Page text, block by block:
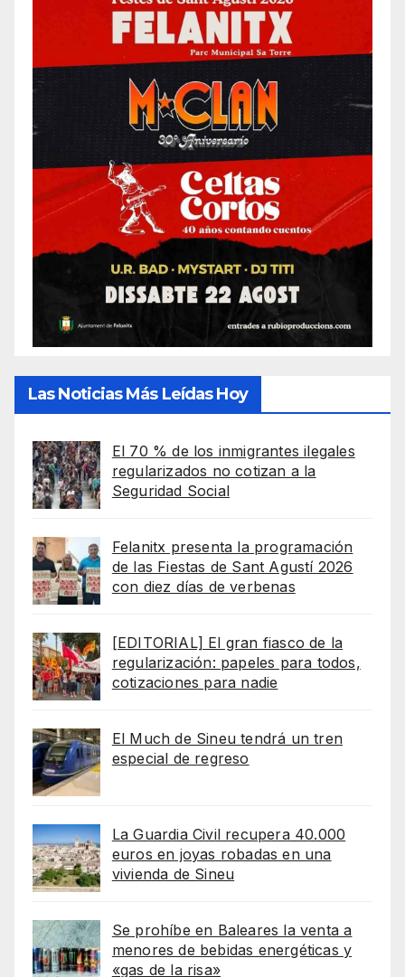
Las Noticias Más Leídas Hoy
El 70 % de los inmigrantes ilegales
regularizados no cotizan a la
Seguridad Social
Felanitx presenta la programación
de las Fiestas de Sant Agustí 2026
con diez días de verbenas
[EDITORIAL] El gran fiasco de la
regularización: papeles para todos,
cotizaciones para nadie
El Much de Sineu tendrá un tren
especial de regreso
La Guardia Civil recupera 40.000
euros en joyas robadas en una
vivienda de Sineu
Se prohíbe en Baleares la venta a
menores de bebidas energéticas y
«gas de la risa»